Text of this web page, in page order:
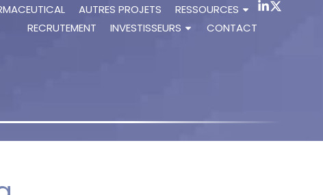
AUTRES PROJETS
RESSOURCES
RECRUTEMENT
INVESTISSEURS CONTACT